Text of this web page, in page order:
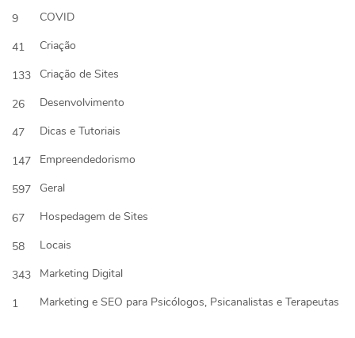
9
COVID
41
Criação
133
Criação de Sites
26
Desenvolvimento
47
Dicas e Tutoriais
147
Empreendedorismo
597
Geral
67
Hospedagem de Sites
58
Locais
343
Marketing Digital
1
Marketing e SEO para Psicólogos, Psicanalistas e Terapeutas